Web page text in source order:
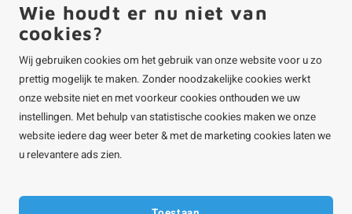
©Copyright2026 ALUMINIUMvakman - Powered byLightspeed
ALUMINIUMvakman is onderdeel vanRoca Online BV
Wie houdt er nu niet van
cookies?
Wij gebruiken cookies om het gebruik van onze website voor u zo
prettig mogelijk te maken. Zonder noodzakelijke cookies werkt
onze website niet en met voorkeur cookies onthouden we uw
instellingen. Met behulp van statistische cookies maken we onze
website iedere dag weer beter & met de marketing cookies laten we
u relevantere ads zien.